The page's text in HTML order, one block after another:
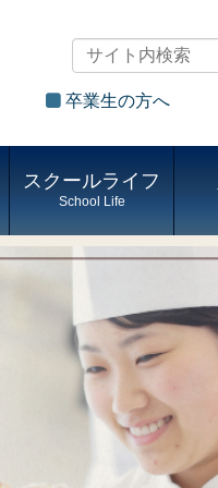
卒業生の方へ
スクールライフ
School Life